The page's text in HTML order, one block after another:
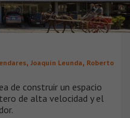
, Joaquín Leunda, Roberto
de construir un espacio
de alta velocidad y el